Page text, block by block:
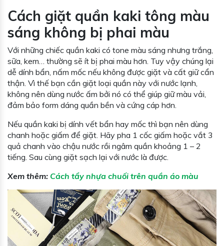
Cách giặt quần kaki tông màu
sáng không bị phai màu
Với những chiếc quần kaki có tone màu sáng nhưng trắng,
sữa, kem… thường sẽ ít bị phai màu hơn. Tuy vậy chúng lại
dễ dính bẩn, nấm mốc nếu không được giặt và cất giữ cẩn
thận. Vì thế bạn cần giặt loại quần này với nước lạnh,
không nên dùng nước ấm bởi nó có thể giúp giữ màu vải,
đảm bảo form dáng quần bền và cứng cáp hơn.
Nếu quần kaki bị dính vết bẩn hay mốc thì bạn nên dùng
chanh hoặc giấm để giặt. Hãy pha 1 cốc giấm hoặc vắt 3
quả chanh vào chậu nước rồi ngâm quần khoảng 1 – 2
tiếng. Sau cùng giặt sạch lại với nước là được.
Xem thêm: Cách tẩy nhựa chuối trên quần áo màu